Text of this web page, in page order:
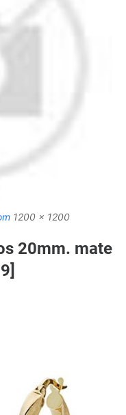
1200 x 1200
20mm. mate